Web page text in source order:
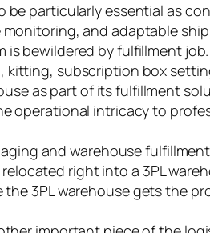
particularly essential as
and adaptable
is bewildered by fulfillment
kitting, subscription box
as part of its fulfillment
operational intricacy to
and warehouse
right into a 3PL
3PL warehouse gets the